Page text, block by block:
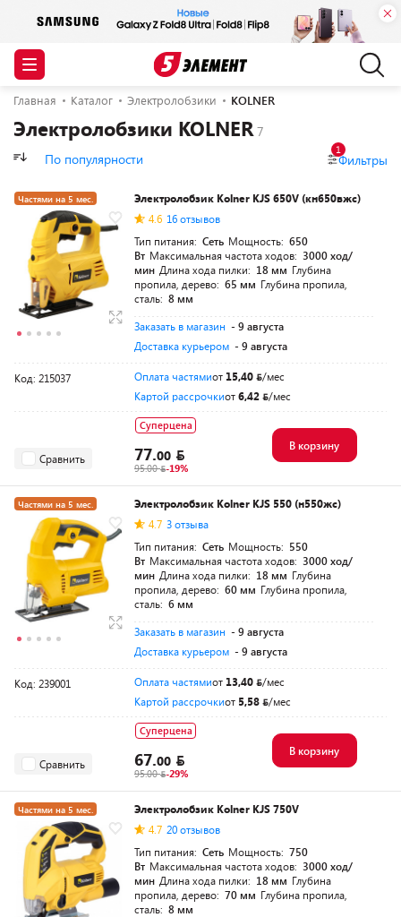
Главная Каталог Электролобзики KOLNER
Электролобзики KOLNER
По популярности Фильтры
1
Частями на 5 мес.
Электролобзик Kolner KJS 650V (кн650вжс)
4.6 16 отзывов
Тип питания: Сеть Мощность: 650
Вт Максимальная частота ходов: 3000 ход/
мин Длина хода пилки: 18 мм Глубина
пропила, дерево: 65 мм Глубина пропила,
сталь: 8 мм
Заказать в магазин - 9 августа
Доставка курьером - 9 августа
Код: 215037 Оплата частямиот 15,40
/мес
Картой рассрочкиот6,42 /мес
Сравнить
Суперцена
77.00
95.00 -19%
В корзину
Частями на 5 мес.
Электролобзик Kolner KJS 550 (н550жс)
4.7 3 отзыва
Тип питания: Сеть Мощность: 550
Вт Максимальная частота ходов: 3000 ход/
мин Длина хода пилки: 18 мм Глубина
пропила, дерево: 60 мм Глубина пропила,
сталь: 6 мм
Заказать в магазин - 9 августа
Доставка курьером - 9 августа
Код: 239001 Оплата частямиот 13,40
/мес
Картой рассрочкиот 5,58 /мес
Сравнить
Суперцена
67.00
95.00 -29%
В корзину
Частями на 5 мес.
Электролобзик Kolner KJS 750V
4.7 20 отзывов
Тип питания: Сеть Мощность: 750
Вт Максимальная частота ходов: 3000 ход/
мин Длина хода пилки: 18 мм Глубина
пропила, дерево: 70 мм Глубина пропила,
сталь: 8 мм